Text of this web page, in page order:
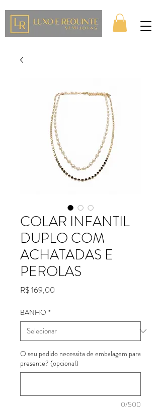
COLAR INFANTIL
DUPLO COM
ACHATADAS E
PEROLAS
R$ 169,00
BANHO *
O seu pedido necessita de embalagem para
presente? (opcional)
0/500